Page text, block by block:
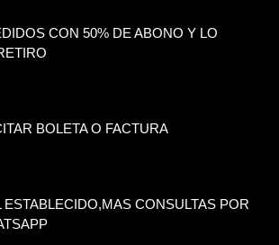
CON 50% DE ABONO Y LO
BOLETA O FACTURA
CONSULTAS POR